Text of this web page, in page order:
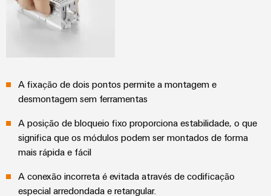
A fixação de dois pontos permite a montagem e
desmontagem sem ferramentas
A posição de bloqueio fixo proporciona estabilidade, o que
significa que os módulos podem ser montados de forma
mais rápida e fácil
A conexão incorreta é evitada através de codificação
especial arredondada e retangular.